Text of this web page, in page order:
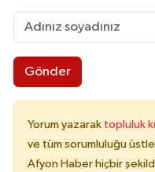
Gönder
Yorum yazarak topluluk
ve tüm sorumluluğu
Afyon Haber hiçbir